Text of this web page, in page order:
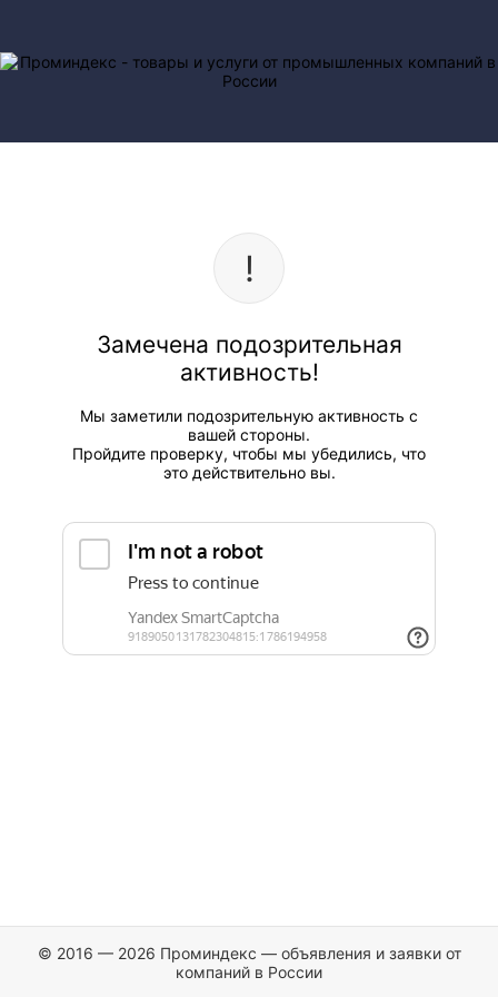
Замечена подозрительная
активность!
Мы заметили подозрительную активность с
вашей стороны.
Пройдите проверку, чтобы мы убедились, что
это действительно вы.
© 2016 — 2026 Проминдекс — объявления и заявки от
компаний в России